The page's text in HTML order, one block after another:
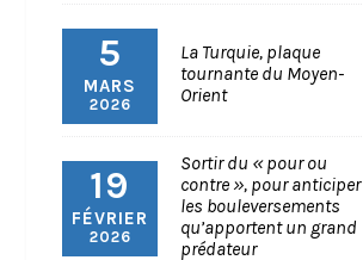
5
MARS
2026
La Turquie, plaque
tournante du Moyen-
Orient
19
FÉVRIER
2026
Sortir du « pour ou
contre », pour anticiper
les bouleversements
qu’apportent un grand
prédateur